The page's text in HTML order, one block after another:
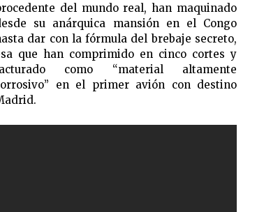
del mundo real, han maquinado
su anárquica mansión en el Congo
dar con la fórmula del brebaje secreto,
que han comprimido en cinco cortes y
como “material altamente
en el primer avión con destino